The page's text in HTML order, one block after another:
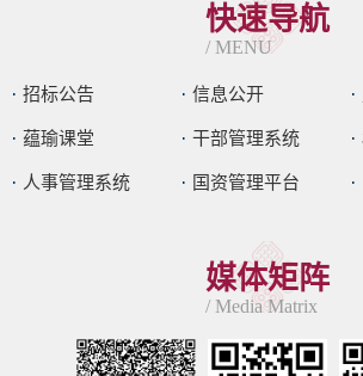
快速导航
/ MENU
招标公告 信息公开
蕴瑜课堂 干部管理系统
人事管理系统 国资管理平台
媒体矩阵
/ Media Matrix